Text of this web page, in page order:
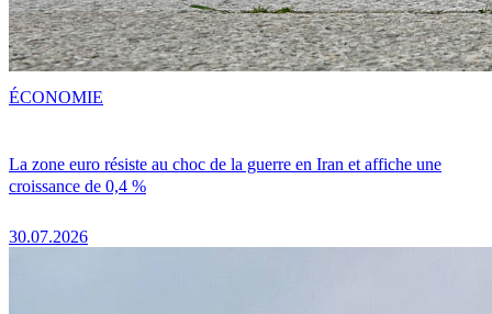
La zone euro résiste au choc de la guerre en Iran et affiche une
croissance de 0,4 %
30.07.2026
ÉCONOMIE